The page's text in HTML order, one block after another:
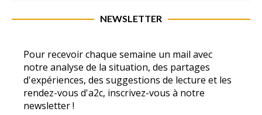
NEWSLETTER
Pour recevoir chaque semaine un mail avec
notre analyse de la situation, des partages
d'expériences, des suggestions de lecture et les
rendez-vous d'a2c, inscrivez-vous à notre
newsletter !